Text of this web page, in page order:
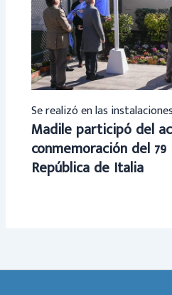
Se realizó en las
Madile participó del
conmemoración del
República de Italia